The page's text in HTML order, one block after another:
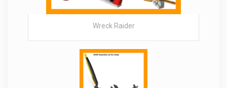
Wreck Raider